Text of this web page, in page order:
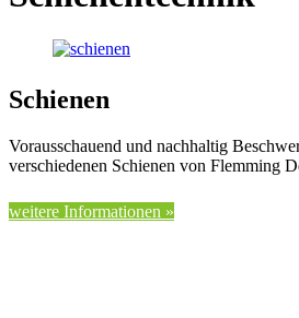
Schienen
Vorausschauend und nachhaltig
verschiedenen Schienen von Flemming
weitere Informationen »